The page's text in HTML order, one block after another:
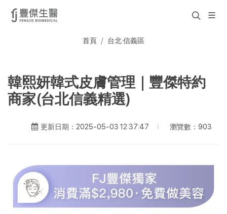
首頁 台北·信義區
韓熙妍韓式皮膚管理｜豐傑特約
商家(台北信義精選)
更新日期：2025-05-03 12:37:47 瀏覽數：903